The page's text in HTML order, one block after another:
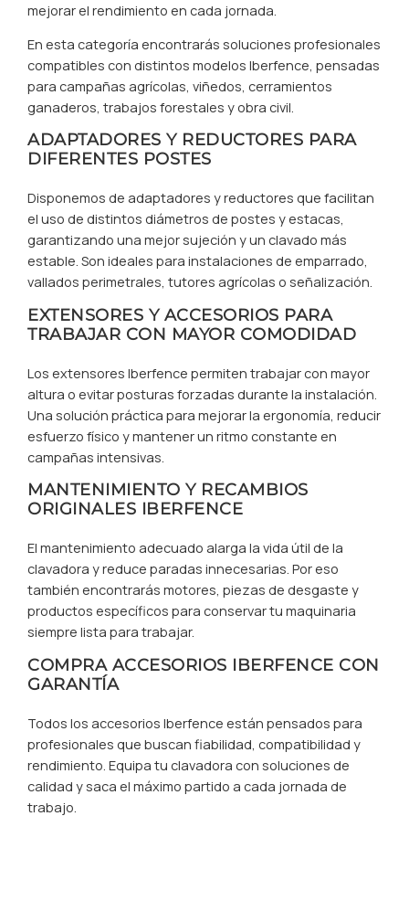
mejorar el rendimiento en cada jornada.
En esta categoría encontrarás soluciones profesionales
compatibles con distintos modelos Iberfence, pensadas
para campañas agrícolas, viñedos, cerramientos
ganaderos, trabajos forestales y obra civil.
ADAPTADORES Y REDUCTORES PARA
DIFERENTES POSTES
Disponemos de adaptadores y reductores que facilitan
el uso de distintos diámetros de postes y estacas,
garantizando una mejor sujeción y un clavado más
estable. Son ideales para instalaciones de emparrado,
vallados perimetrales, tutores agrícolas o señalización.
EXTENSORES Y ACCESORIOS PARA
TRABAJAR CON MAYOR COMODIDAD
Los extensores Iberfence permiten trabajar con mayor
altura o evitar posturas forzadas durante la instalación.
Una solución práctica para mejorar la ergonomía, reducir
esfuerzo físico y mantener un ritmo constante en
campañas intensivas.
MANTENIMIENTO Y RECAMBIOS
ORIGINALES IBERFENCE
El mantenimiento adecuado alarga la vida útil de la
clavadora y reduce paradas innecesarias. Por eso
también encontrarás motores, piezas de desgaste y
productos específicos para conservar tu maquinaria
siempre lista para trabajar.
COMPRA ACCESORIOS IBERFENCE CON
GARANTÍA
Todos los accesorios Iberfence están pensados para
profesionales que buscan fiabilidad, compatibilidad y
rendimiento. Equipa tu clavadora con soluciones de
calidad y saca el máximo partido a cada jornada de
trabajo.